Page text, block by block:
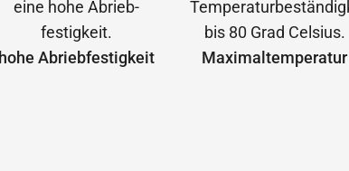
hohe Abrieb­festigkeit Maximal­temperatur